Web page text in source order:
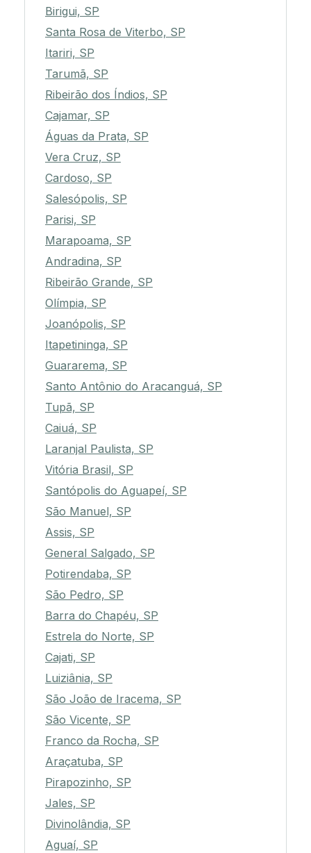
Birigui, SP
Santa Rosa de Viterbo, SP
Itariri, SP
Tarumã, SP
Ribeirão dos Índios, SP
Cajamar, SP
Águas da Prata, SP
Vera Cruz, SP
Cardoso, SP
Salesópolis, SP
Parisi, SP
Marapoama, SP
Andradina, SP
Ribeirão Grande, SP
Olímpia, SP
Joanópolis, SP
Itapetininga, SP
Guararema, SP
Santo Antônio do Aracanguá, SP
Tupã, SP
Caiuá, SP
Laranjal Paulista, SP
Vitória Brasil, SP
Santópolis do Aguapeí, SP
São Manuel, SP
Assis, SP
General Salgado, SP
Potirendaba, SP
São Pedro, SP
Barra do Chapéu, SP
Estrela do Norte, SP
Cajati, SP
Luiziânia, SP
São João de Iracema, SP
São Vicente, SP
Franco da Rocha, SP
Araçatuba, SP
Pirapozinho, SP
Jales, SP
Divinolândia, SP
Aguaí, SP